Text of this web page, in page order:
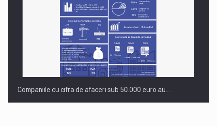
Companiile cu cifra de afaceri sub 50.000 euro au…